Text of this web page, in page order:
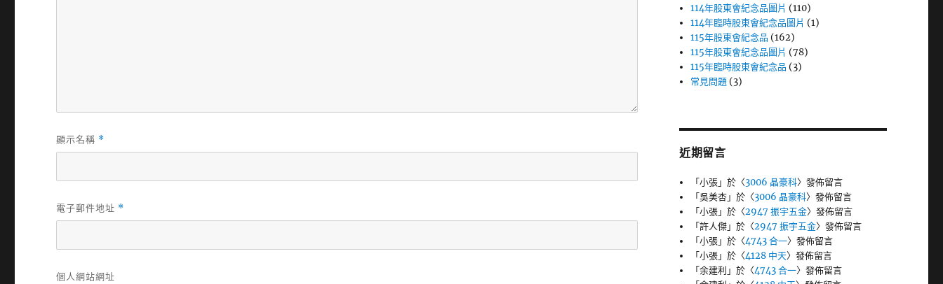
顯示名稱 *
電子郵件地址 *
個人網站網址
114年股東會紀念品圖片 (110)
114年臨時股東會紀念品圖片 (1)
115年股東會紀念品 (162)
115年股東會紀念品圖片 (78)
115年臨時股東會紀念品 (3)
常見問題 (3)
近期留言
「小張」於〈3006 晶豪科〉發佈留言
「吳美杏」於〈3006 晶豪科〉發佈留言
「小張」於〈2947 振宇五金〉發佈留言
「許人傑」於〈2947 振宇五金〉發佈留言
「小張」於〈4743 合一〉發佈留言
「小張」於〈4128 中天〉發佈留言
「余建利 」於〈4743 合一〉發佈留言